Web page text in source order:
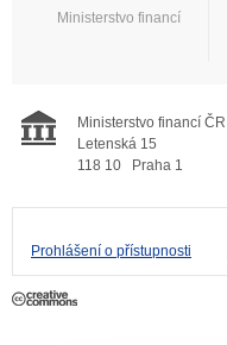
Ministerstvo financí
Ministerstvo financí ČR
Letenská 15
118 10
Praha 1
Prohlášení o přístupnosti